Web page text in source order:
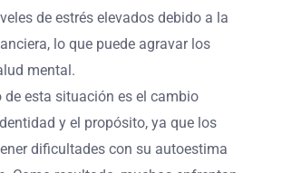
de estrés elevados debido a la
lo que puede agravar los
mental.
de esta situación es el cambio
y el propósito, ya que los
dificultades con su autoestima